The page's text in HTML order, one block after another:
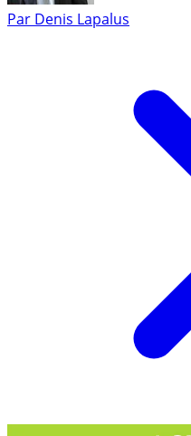
Par Denis Lapalus